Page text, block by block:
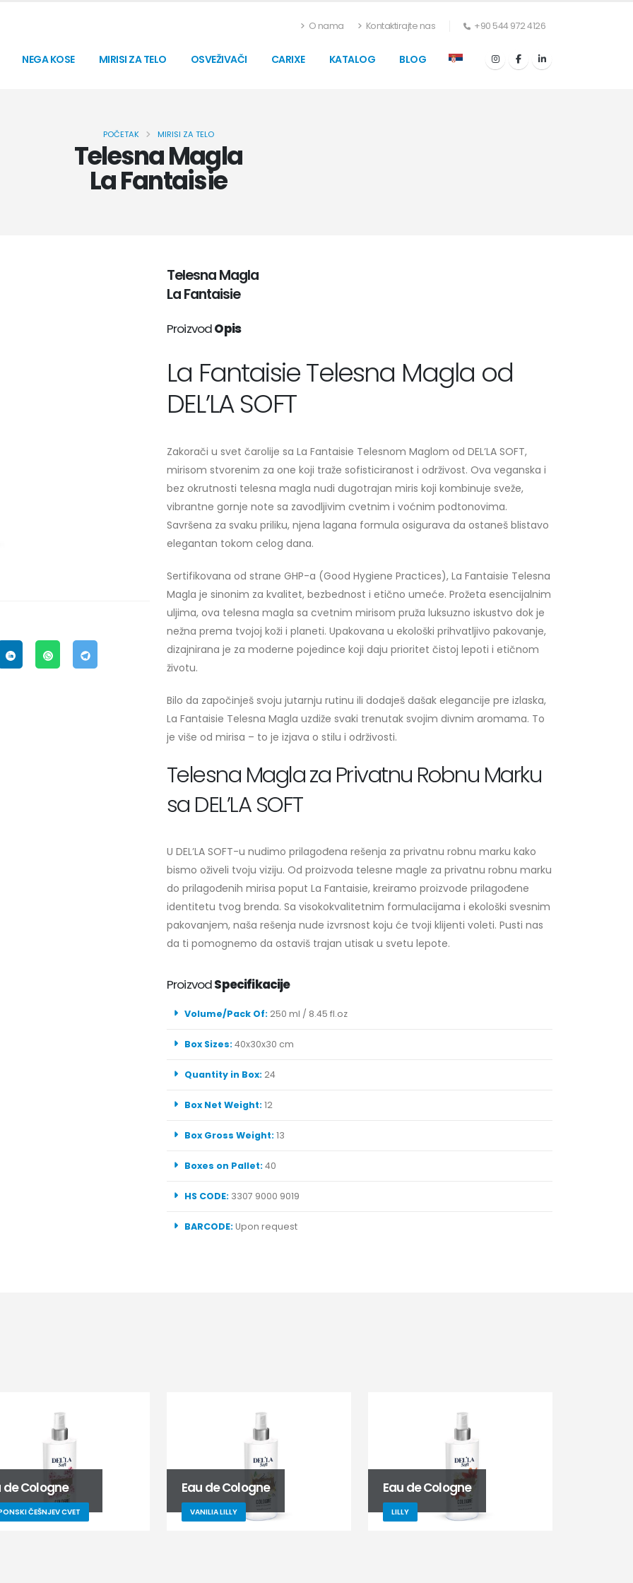
O nama Kontaktirajte nas +90 544 972 4126
NEGA KOSE MIRISI ZA TELO OSVEŽIVAČI CARIXE KATALOG BLOG
Telesna Magla
La Fantaisie
POČETAK MIRISI ZA TELO
Telesna Magla
La Fantaisie
ProizvodOpis
La Fantaisie Telesna Magla od
DEL’LA SOFT
Zakorači u svet čarolije sa La Fantaisie Telesnom Maglom od DEL’LA SOFT,
mirisom stvorenim za one koji traže sofisticiranost i održivost. Ova veganska i
bez okrutnosti telesna magla nudi dugotrajan miris koji kombinuje sveže,
vibrantne gornje note sa zavodljivim cvetnim i voćnim podtonovima.
Savršena za svaku priliku, njena lagana formula osigurava da ostaneš blistavo
elegantan tokom celog dana.
Sertifikovana od strane GHP-a (Good Hygiene Practices), La Fantaisie Telesna
Magla je sinonim za kvalitet, bezbednost i etično umeće. Prožeta esencijalnim
uljima, ova telesna magla sa cvetnim mirisom pruža luksuzno iskustvo dok je
nežna prema tvojoj koži i planeti. Upakovana u ekološki prihvatljivo pakovanje,
dizajnirana je za moderne pojedince koji daju prioritet čistoj lepoti i etičnom
životu.
Bilo da započinješ svoju jutarnju rutinu ili dodaješ dašak elegancije pre izlaska,
La Fantaisie Telesna Magla uzdiže svaki trenutak svojim divnim aromama. To
je više od mirisa – to je izjava o stilu i održivosti.
Telesna Magla za Privatnu Robnu Marku
sa DEL’LA SOFT
U DEL’LA SOFT-u nudimo prilagođena rešenja za privatnu robnu marku kako
bismo oživeli tvoju viziju. Od proizvoda telesne magle za privatnu robnu marku
do prilagođenih mirisa poput La Fantaisie, kreiramo proizvode prilagođene
identitetu tvog brenda. Sa visokokvalitetnim formulacijama i ekološki svesnim
pakovanjem, naša rešenja nude izvrsnost koju će tvoji klijenti voleti. Pusti nas
da ti pomognemo da ostaviš trajan utisak u svetu lepote.
ProizvodSpecifikacije
Volume/Pack Of: 250 ml / 8.45 fl.oz
Box Sizes: 40x30x30 cm
Quantity in Box: 24
Box Net Weight: 12
Box Gross Weight: 13
Boxes on Pallet: 40
HS CODE: 3307 9000 9019
BARCODE: Upon request
de Cologne
ČEŠNJEV CVET
Eau de Cologne
VANILIA LILLY
Eau de Cologne
LILLY